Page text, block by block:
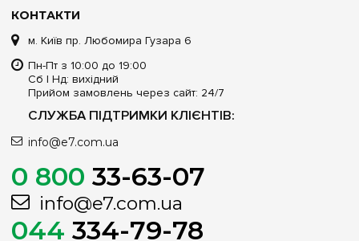
КОНТАКТИ
м. Київ пр. Любомира Гузара 6
Пн-Пт з 10:00 до 19:00
Сб | Нд: вихідний
Прийом замовлень через сайт: 24/7
СЛУЖБА ПІДТРИМКИ КЛІЄНТІВ:
info@e7.com.ua
0 800 33-63-07
info@e7.com.ua
044 334-79-78